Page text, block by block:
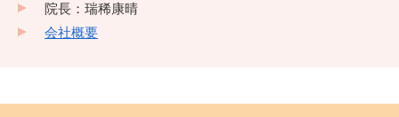
院長：瑞稀康晴
会社概要